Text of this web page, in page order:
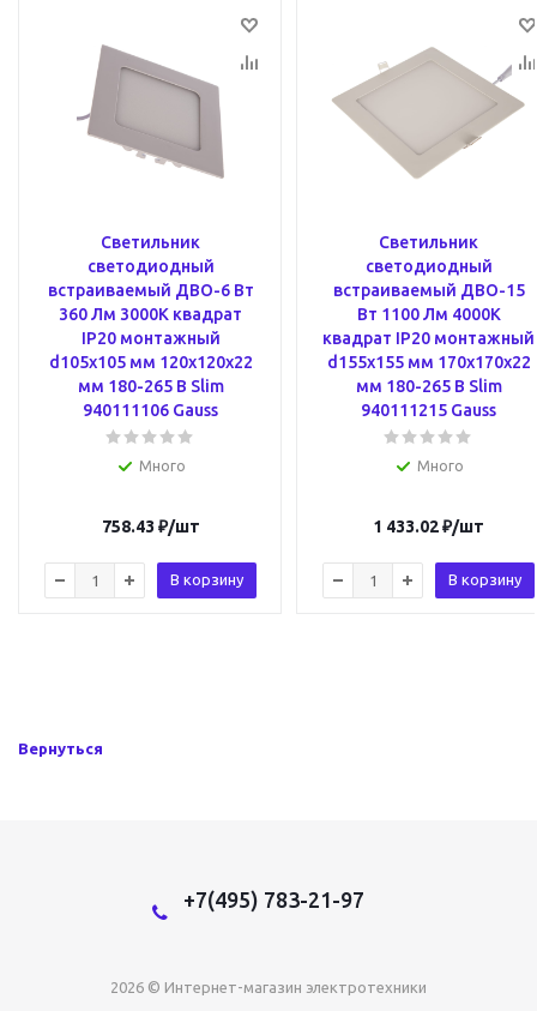
Светильник
светодиодный
встраиваемый ДВО-6 Вт
360 Лм 3000К квадрат
IP20 монтажный
d105х105 мм 120х120х22
мм 180-265 В Slim
940111106 Gauss
Много
758.43 ₽/шт
В корзину
Светильник
светодиодный
встраиваемый ДВО-15
Вт 1100 Лм 4000К
квадрат IP20 монтажный
d155х155 мм 170х170х22
мм 180-265 В Slim
940111215 Gauss
Много
1 433.02₽/шт
В корзину
Вернуться
+7(495) 783-21-97
2026 © Интернет-магазин электротехники